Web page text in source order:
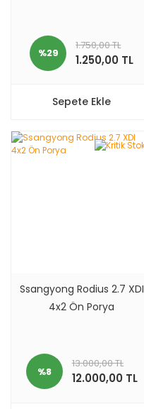
%29
1.750,00 TL
1.250,00 TL
Sepete Ekle
Ssangyong Rodius 2.7 XDI
4x2 Ön Porya
%8
13.000,00 TL
12.000,00 TL